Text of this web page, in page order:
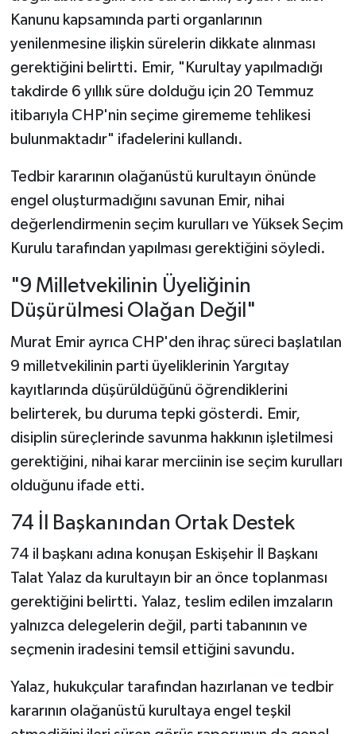
Kanunu kapsamında parti organlarının
yenilenmesine ilişkin sürelerin dikkate alınması
gerektiğini belirtti. Emir, "Kurultay yapılmadığı
takdirde 6 yıllık süre dolduğu için 20 Temmuz
itibarıyla CHP'nin seçime girememe tehlikesi
bulunmaktadır" ifadelerini kullandı.
Tedbir kararının olağanüstü kurultayın önünde
engel oluşturmadığını savunan Emir, nihai
değerlendirmenin seçim kurulları ve Yüksek Seçim
Kurulu tarafından yapılması gerektiğini söyledi.
"9 Milletvekilinin Üyeliğinin
Düşürülmesi Olağan Değil"
Murat Emir ayrıca CHP'den ihraç süreci başlatılan
9 milletvekilinin parti üyeliklerinin Yargıtay
kayıtlarında düşürüldüğünü öğrendiklerini
belirterek, bu duruma tepki gösterdi. Emir,
disiplin süreçlerinde savunma hakkının işletilmesi
gerektiğini, nihai karar merciinin ise seçim kurulları
olduğunu ifade etti.
74 İl Başkanından Ortak Destek
74 il başkanı adına konuşan Eskişehir İl Başkanı
Talat Yalaz da kurultayın bir an önce toplanması
gerektiğini belirtti. Yalaz, teslim edilen imzaların
yalnızca delegelerin değil, parti tabanının ve
seçmenin iradesini temsil ettiğini savundu.
Yalaz, hukukçular tarafından hazırlanan ve tedbir
kararının olağanüstü kurultaya engel teşkil